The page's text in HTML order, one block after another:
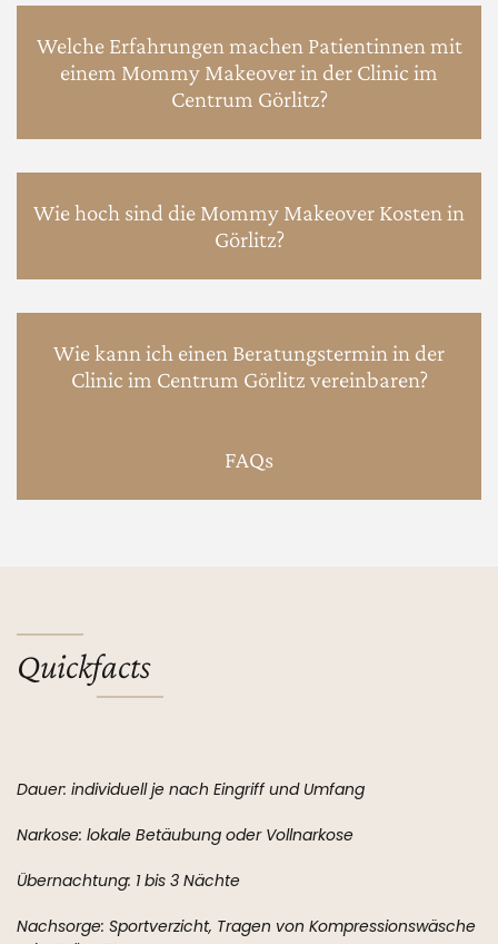
Welche Erfahrungen machen Patientinnen mit
einem Mommy Makeover in der Clinic im
Centrum Görlitz?
Wie hoch sind die Mommy Makeover Kosten in
Görlitz?
Wie kann ich einen Beratungstermin in der
Clinic im Centrum Görlitz vereinbaren?
FAQs
Quickfacts
Dauer: individuell je nach Eingriff und Umfang
Narkose: lokale Betäubung oder Vollnarkose
Übernachtung: 1 bis 3 Nächte
Nachsorge: Sportverzicht, Tragen von Kompressionswäsche